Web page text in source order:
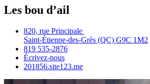
Les bou d’ail
820, rue Principale
Saint‑Étienne‑des‑Grès (QC) G9C 1M2
819 535‑2876
Écrivez‑nous
201856.site123.me